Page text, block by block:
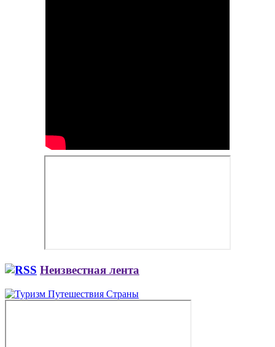
Неизвестная лента